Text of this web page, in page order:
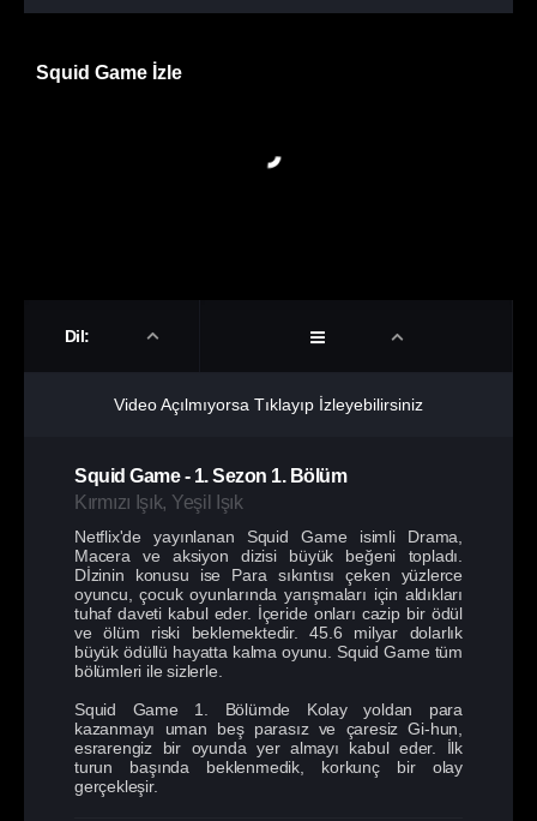
Squid Game İzle
Dil:
Video Açılmıyorsa Tıklayıp İzleyebilirsiniz
Squid Game- 1. Sezon 1. Bölüm
Kırmızı Işık, Yeşil Işık
Netflix'de yayınlanan Squid Game isimli Drama,
Macera ve aksiyon dizisi büyük beğeni topladı.
Dİzinin konusu ise Para sıkıntısı çeken yüzlerce
oyuncu, çocuk oyunlarında yarışmaları için aldıkları
tuhaf daveti kabul eder. İçeride onları cazip bir ödül
ve ölüm riski beklemektedir. 45.6 milyar dolarlık
büyük ödüllü hayatta kalma oyunu. Squid Game tüm
bölümleri ile sizlerle.
Squid Game 1. Bölümde Kolay yoldan para
kazanmayı uman beş parasız ve çaresiz Gi-hun,
esrarengiz bir oyunda yer almayı kabul eder. İlk
turun başında beklenmedik, korkunç bir olay
gerçekleşir.